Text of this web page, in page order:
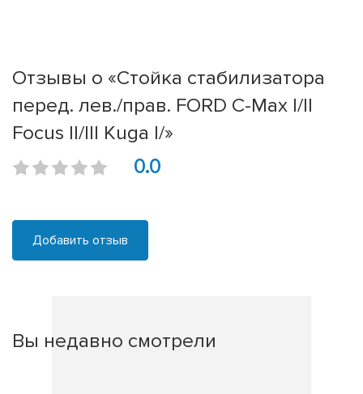
Отзывы о «Стойка стабилизатора
перед. лев./прав. FORD C-Max I/II
Focus II/III Kuga I/»
0.0
Добавить отзыв
Вы недавно смотрели